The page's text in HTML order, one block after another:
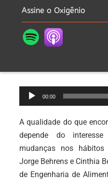
Assine o Oxigênio
Tocador
de
áudio
00:00
A qualidade do que
depende do
mudanças nos hábitos
Jorge Behrens e Cinthia
de Engenharia de